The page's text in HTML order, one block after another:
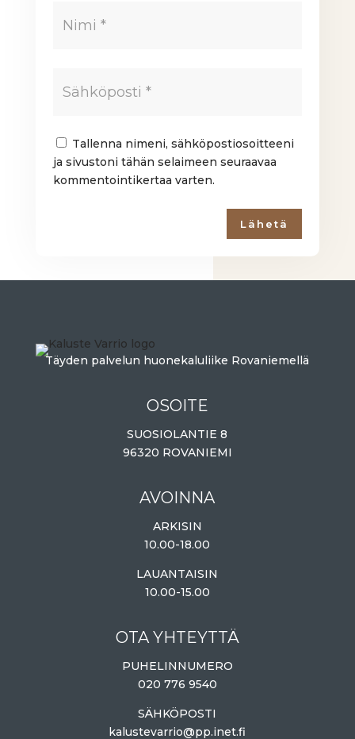
Tallenna nimeni, sähköpostiosoitteeni
ja sivustoni tähän selaimeen seuraavaa
kommentointikertaa varten.
Lähetä
Täyden palvelun huonekaluliike Rovaniemellä
OSOITE
SUOSIOLANTIE 8
96320 ROVANIEMI
AVOINNA
ARKISIN
10.00-18.00
LAUANTAISIN
10.00-15.00
OTA YHTEYTTÄ
PUHELINNUMERO
020 776 9540
SÄHKÖPOSTI
kalustevarrio@pp.inet.fi